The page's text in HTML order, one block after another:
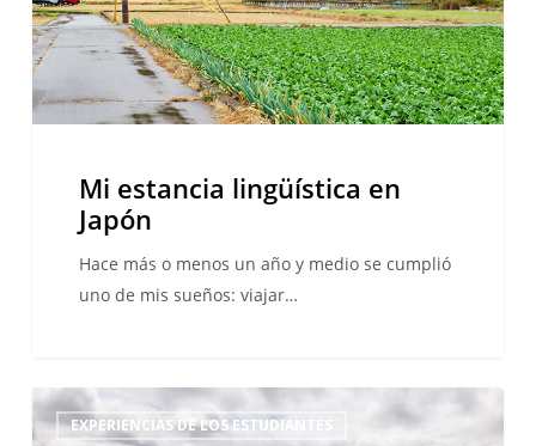
Mi estancia lingüística en
Japón
Hace más o menos un año y medio se cumplió
uno de mis sueños: viajar…
Un
cursoEXPERIENCIAS DE LOS ESTUDIANTES